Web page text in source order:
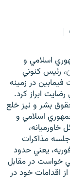
اسلامي و
رئيس کنوني
فيمابين در زمينه
ابراز كرد.
بشر و نيز خلع
اسلامي و
خاورميانه،
جلسه مذاکرات
يعني حدود
خواست در مقابل
اقدامات خود در